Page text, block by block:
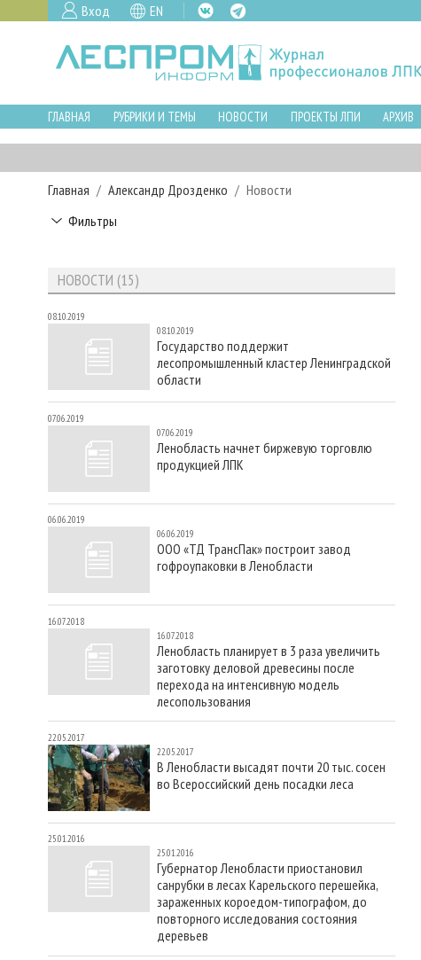
Вход EN
ГЛАВНАЯ РУБРИКИ И ТЕМЫ НОВОСТИ ПРОЕКТЫ ЛПИ АРХИВ
Главная Александр Дрозденко
Новости
Фильтры
НОВОСТИ (15)
08.10.2019
08.10.2019
Государство поддержит
лесопромышленный кластер Ленинградской
области
07.06.2019
07.06.2019
Ленобласть начнет биржевую торговлю
продукцией ЛПК
06.06.2019
06.06.2019
ООО «ТД ТрансПак» построит завод
гофроупаковки в Ленобласти
16.07.2018
16.07.2018
Ленобласть планирует в 3 раза увеличить
заготовку деловой древесины после
перехода на интенсивную модель
лесопользования
22.05.2017
22.05.2017
В Ленобласти высадят почти 20 тыс. сосен
во Всероссийский день посадки леса
25.01.2016
25.01.2016
Губернатор Ленобласти приостановил
санрубки в лесах Карельского перешейка,
зараженных короедом-типографом, до
повторного исследования состояния
деревьев